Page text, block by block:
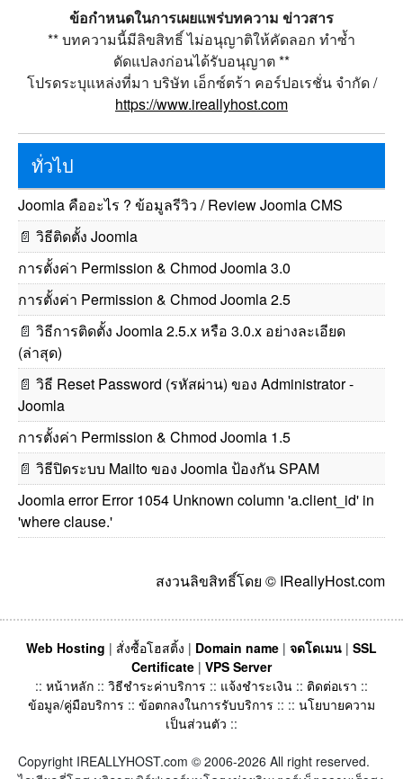
ข้อกำหนดในการเผยแพร่บทความ ข่าวสาร
** บทความนี้มีลิขสิทธิ์ ไม่อนุญาติให้คัดลอก ทำซ้ำ
ดัดแปลงก่อนได้รับอนุญาต **
โปรดระบุแหล่งที่มา บริษัท เอ็กซ์ตร้า คอร์ปอเรชั่น จำกัด /
https://www.ireallyhost.com
ทั่วไป
Joomla คืออะไร ? ข้อมูลรีวิว / Review Joomla CMS
📄 วิธีติดตั้ง Joomla
การตั้งค่า Permission & Chmod Joomla 3.0
การตั้งค่า Permission & Chmod Joomla 2.5
📄 วิธีการติดตั้ง Joomla 2.5.x หรือ 3.0.x อย่างละเอียด
(ล่าสุด)
📄 วิธี Reset Password (รหัสผ่าน) ของ Administrator -
Joomla
การตั้งค่า Permission & Chmod Joomla 1.5
📄 วิธีปิดระบบ Mailto ของ Joomla ป้องกัน SPAM
Joomla error Error 1054 Unknown column 'a.client_id' in
'where clause.'
สงวนลิขสิทธิ์โดย © IReallyHost.com
Web Hosting | สั่งซื้อโฮสติ้ง | Domain name | จดโดเมน | SSL
Certificate | VPS Server
:: หน้าหลัก :: วิธีชำระค่าบริการ :: แจ้งชำระเงิน :: ติดต่อเรา ::
ข้อมูล/คู่มือบริการ :: ข้อตกลงในการรับบริการ :: :: นโยบายความ
เป็นส่วนตัว ::
Copyright IREALLYHOST.com © 2006-2026 All right reserved.